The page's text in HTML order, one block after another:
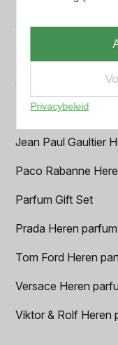
Creed heren parfum
Hugo Boss Heren
Jean Paul Gaultier
Paco Rabanne
Parfum Gift Set
Prada Heren parfum
Tom Ford Heren
Versace Heren
Viktor & Rolf Heren
Privacybeleid